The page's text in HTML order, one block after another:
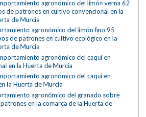
agronómico del limón verna 62
de patrones en cultivo convencional en la
de Murcia
agronómico del limón fino 95
de patrones en cultivo ecológico en la
de Murcia
agronómico del caqui en
en la Huerta de Murcia
agronómico del caqui en
la Huerta de Murcia
agronómico del granado sobre
en la comarca de la Huerta de